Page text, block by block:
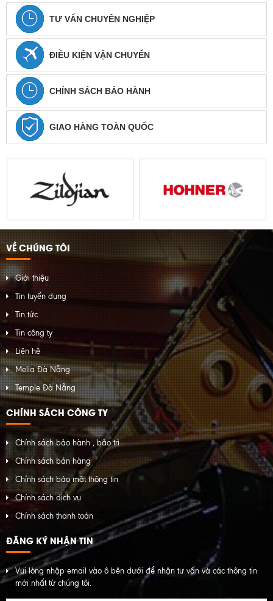
TƯ VẤN CHUYÊN NGHIỆP
ĐIỀU KIỆN VẬN CHUYỂN
CHÍNH SÁCH BẢO HÀNH
GIAO HÀNG TOÀN QUỐC
VỀ CHÚNG TÔI
Giới thiệu
Tin tuyển dụng
Tin tức
Tin công ty
Liên hệ
Melia Đà Nẵng
Temple Đà Nẵng
CHÍNH SÁCH CÔNG TY
Chính sách bảo hành , bảo trì
Chính sách bán hàng
Chính sách bảo mật thông tin
Chính sách dịch vụ
Chính sách thanh toán
ĐĂNG KÝ NHẬN TIN
Vui lòng nhập email vào ô bên dưới để nhận tư vấn và các thông tin
mới nhất từ chúng tôi.